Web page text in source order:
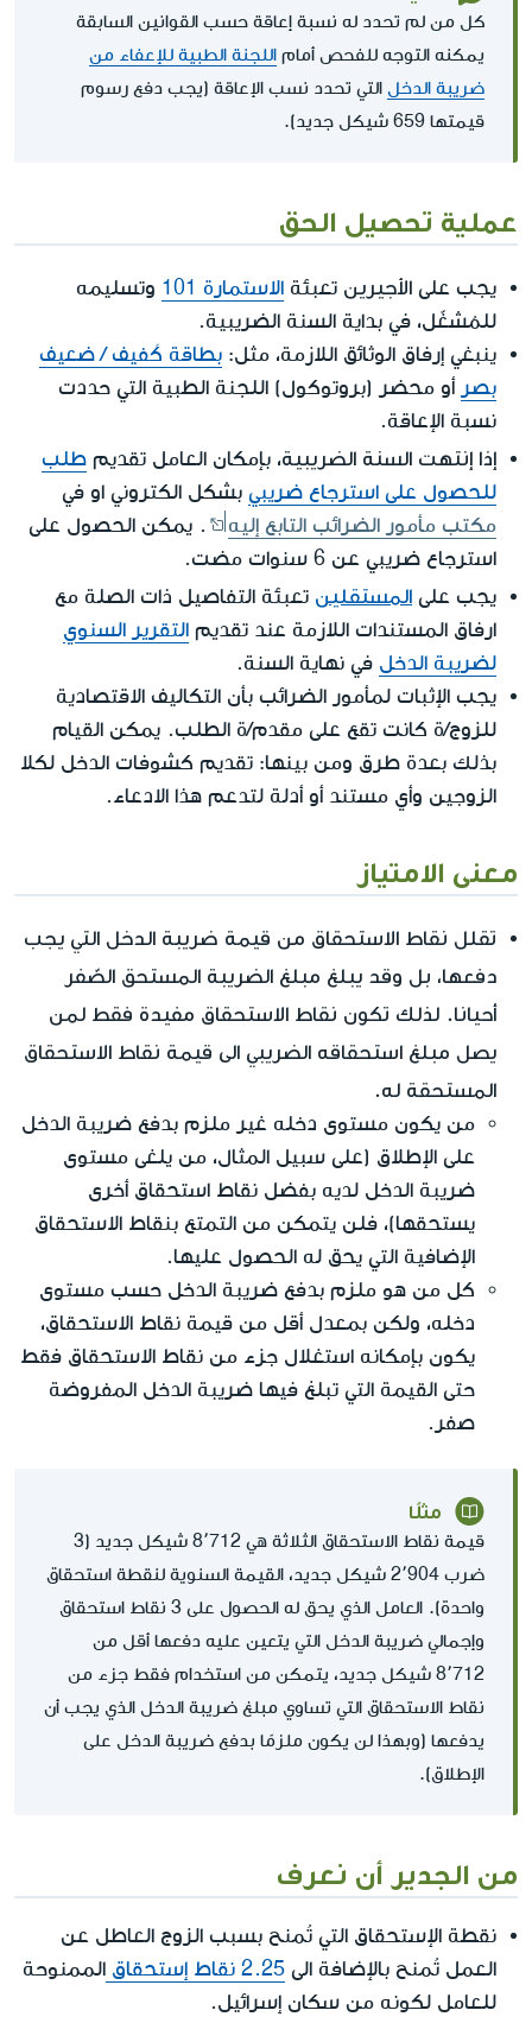
كل من لم تحدد له نسبة إعاقة حسب القوانين السابقة
يمكنه التوجه للفحص أمام اللجنة الطبية للإعفاء من
ضريبة الدخل التي تحدد نسب الإعاقة (يجب دفع رسوم
قيمتها 659 شيكل جديد).
عملية تحصيل الحق
يجب على الأجيرين تعبئة الاستمارة 101
وتسليمه
للمُشغّل، في بداية السنة الضريبية.
ينبغي إرفاق الوثائق اللازمة، مثل: بطاقة كَفيف / ضعيف
بصر أو محضر (بروتوكول) اللجنة الطبية التي حددت
نسبة الإعاقة.
إذا إنتهت السنة الضريبية، بإمكان العامل تقديم طلب
للحصول على استرجاع ضريبي بشكل الكتروني او في
مكتب مأمور الضرائب التابع إليه
. يمكن الحصول على
استرجاع ضريبي عن 6 سنوات مضت.
يجب على المستقلين تعبئة التفاصيل ذات الصلة مع
ارفاق المستندات اللازمة عند تقديم التقرير السنوي
لضريبة الدخل في نهاية السنة.
يجب الإثبات لمأمور الضرائب بأن التكاليف الاقتصادية
للزوج/ة كانت تقع على مقدم/ة الطلب. يمكن القيام
بذلك بعدة طرق ومن بينها: تقديم كشوفات الدخل لكلا
الزوجين وأي مستند أو أدلة لتدعم هذا الادعاء.
معنى الامتياز
تقلل نقاط الاستحقاق من قيمة ضريبة الدخل التي يجب
دفعها، بل وقد يبلغ مبلغ الضريبة المستحق الصّفر
أحيانا. لذلك تكون نقاط الاستحقاق مفيدة فقط لمن
يصل مبلغ استحقاقه الضريبي الى قيمة نقاط الاستحقاق
المستحقة له.
من يكون مستوى دخله غير ملزم بدفع ضريبة الدخل
على الإطلاق (على سبيل المثال، من يلغى مستوى
ضريبة الدخل لديه بفضل نقاط استحقاق أخرى
يستحقها)، فلن يتمكن من التمتع بنقاط الاستحقاق
الإضافية التي يحق له الحصول عليها.
كل من هو ملزم بدفع ضريبة الدخل حسب مستوى
دخله، ولكن بمعدل أقل من قيمة نقاط الاستحقاق،
يكون بإمكانه استغلال جزء من نقاط الاستحقاق فقط
حتى القيمة التي تبلغ فيها ضريبة الدخل المفروضة
صفر.
مثلًا
قيمة نقاط الاستحقاق الثلاثة هي 8٬712 شيكل جديد (3
ضرب 2٬904 شيكل جديد، القيمة السنوية لنقطة استحقاق
واحدة). العامل الذي يحق له الحصول على 3 نقاط استحقاق
وإجمالي ضريبة الدخل التي يتعين عليه دفعها أقل من
8٬712 شيكل جديد، يتمكن من استخدام فقط جزء من
نقاط الاستحقاق التي تساوي مبلغ ضريبة الدخل الذي يجب أن
يدفعها (وبهذا لن يكون ملزمًا بدفع ضريبة الدخل على
الإطلاق).
من الجدير أن نعرف
نقطة الإستحقاق التي تُمنح بسبب الزوج العاطل عن
العمل تُمنح بالإضافة الى 2.25 نقاط إستحقاق
الممنوحة
للعامل لكونه من سكان إسرائيل.